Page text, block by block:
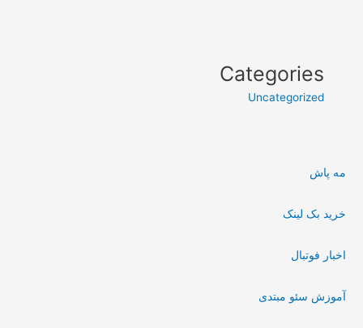
Categories
Uncategorized
مه پاش
خرید بک لینک
اخبار فوتبال
آموزش سئو مبتدی